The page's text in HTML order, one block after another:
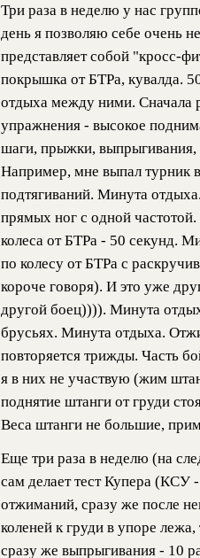
Три раза в неделю у нас
день я позволяю себе очень
представляет собой "кросс-
покрышка от БТРа, кувалда.
отдыха между ними. Сначала
упражнения - высокое
шаги, прыжки, выпрыгивания,
Например, мне выпал турник
подтягиваний. Минута
прямых ног с одной
колеса от БТРа - 50 секунд.
по колесу от БТРа с
короче говоря). И это уже
другой боец)))). Минута
брусьях. Минута отдыха.
повторяется трижды. Часть
я в них не участвую (жим
поднятие штанги от груди
Веса штанги не большие,
Еще три раза в неделю (на
сам делает тест Купера (КСУ
отжиманий, сразу же после
коленей к груди в упоре
сразу же выпрыгивания - 10